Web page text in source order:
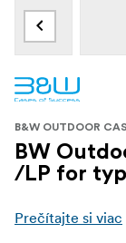
B&W OUTDOOR
BW
/LP for
Prečítajte si viac